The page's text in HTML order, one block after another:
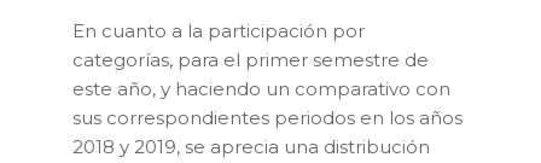
En cuanto a la participación por
categorías, para el primer semestre de
este año, y haciendo un comparativo con
sus correspondientes periodos en los años
2018 y 2019, se aprecia una distribución